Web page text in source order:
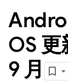
OS
9 月